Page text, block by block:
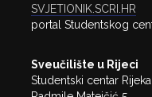
SVJETIONIK.SCRI.HR
portal Studentskog
Sveučilište u Rijeci
Studentski centar Rijeka